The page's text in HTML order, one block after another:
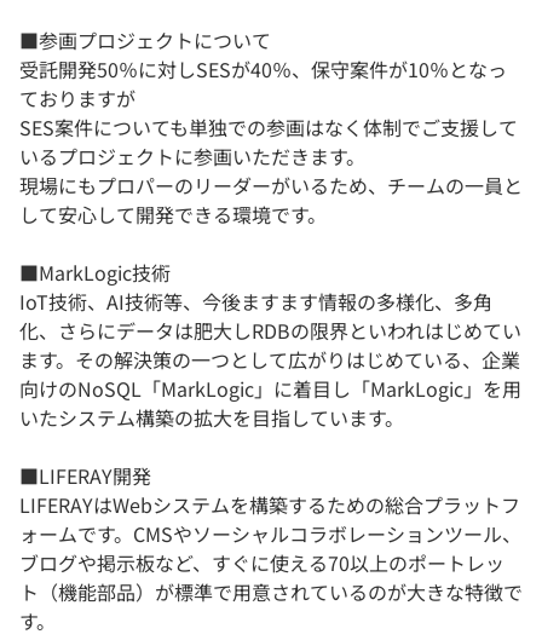
■参画プロジェクトについて
受託開発50％に対しSESが40％、保守案件が10％となっ
ておりますが
SES案件についても単独での参画はなく体制でご支援して
いるプロジェクトに参画いただきます。
現場にもプロパーのリーダーがいるため、チームの一員と
して安心して開発できる環境です。
■MarkLogic技術
IoT技術、AI技術等、今後ますます情報の多様化、多角
化、さらにデータは肥大しRDBの限界といわれはじめてい
ます。その解決策の一つとして広がりはじめている、企業
向けのNoSQL「MarkLogic」に着目し「MarkLogic」を用
いたシステム構築の拡大を目指しています。
■LIFERAY開発
LIFERAYはWebシステムを構築するための総合プラットフ
ォームです。CMSやソーシャルコラボレーションツール、
ブログや掲示板など、すぐに使える70以上のポートレッ
ト（機能部品）が標準で用意されているのが大きな特徴で
す。